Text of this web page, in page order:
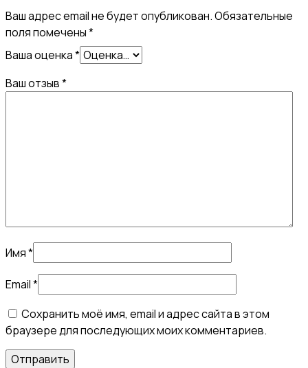
Ваш адрес email не будет опубликован.Обязательные
поля помечены*
Ваша оценка*
Ваш отзыв*
Имя*
Email*
Сохранить моё имя, email и адрес сайта в этом
браузере для последующих моих комментариев.